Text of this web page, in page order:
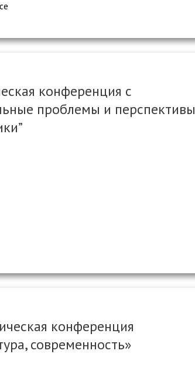
конференция с
проблемы и перспективы
конференция
современность»